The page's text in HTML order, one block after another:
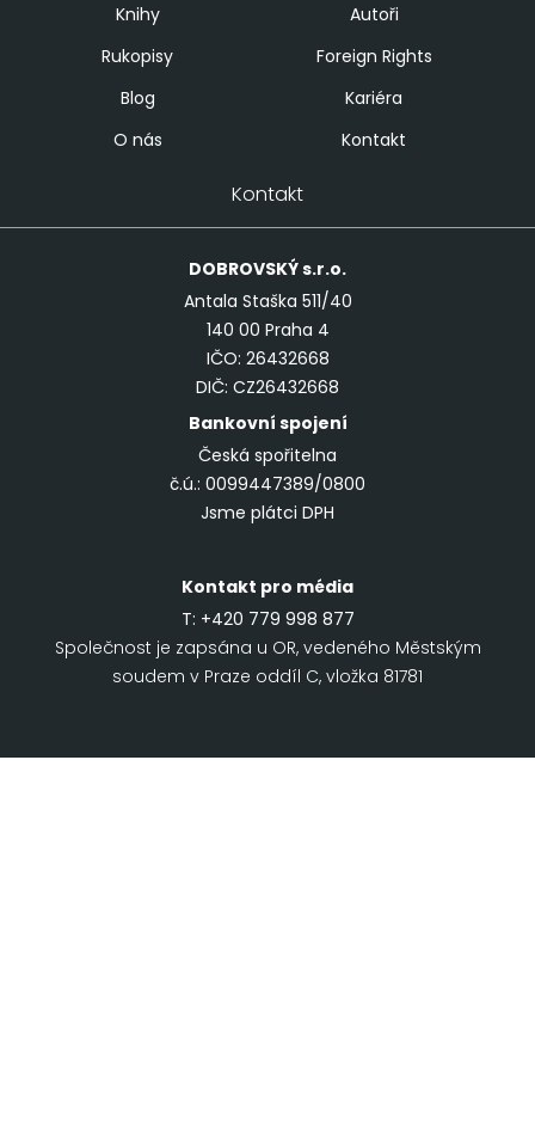
Knihy
Autoři
Rukopisy
Foreign Rights
Blog
Kariéra
O nás
Kontakt
Kontakt
DOBROVSKÝs.r.o.
Antala Staška 511/40
140 00 Praha 4
IČO: 26432668
DIČ: CZ26432668
Bankovní spojení
Česká spořitelna
č.ú.: 0099447389/0800
Jsme plátci DPH
Kontakt pro média
T: +420 779 998 877
Společnost je zapsána u OR, vedeného Městským
soudem v Praze oddíl C, vložka 81781